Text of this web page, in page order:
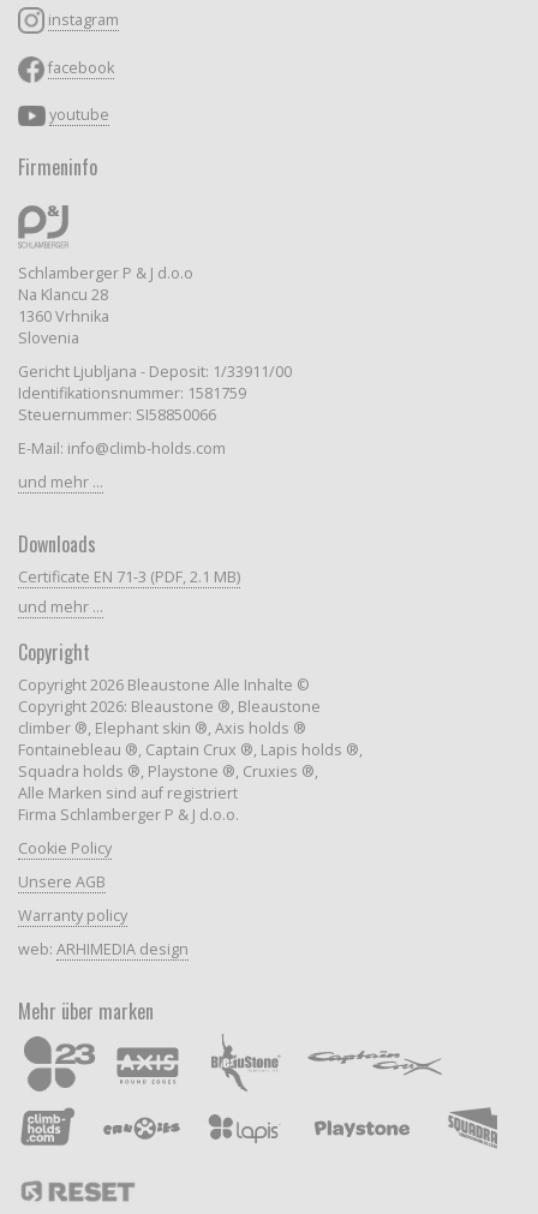
instagram
facebook
youtube
Firmeninfo
Schlamberger P & J d.o.o
Na Klancu 28
1360 Vrhnika
Slovenia
Gericht Ljubljana - Deposit: 1/33911/00
Identifikationsnummer: 1581759
Steuernummer: SI58850066
E-Mail: info@climb-holds.com
und mehr ...
Downloads
Certificate EN 71-3 (PDF, 2.1 MB)
und mehr ...
Copyright
Copyright 2026 Bleaustone Alle Inhalte ©
Copyright 2026: Bleaustone ®, Bleaustone
climber ®, Elephant skin ®, Axis holds ®
Fontainebleau ®, Captain Crux ®, Lapis holds ®,
Squadra holds ®, Playstone ®, Cruxies ®,
Alle Marken sind auf registriert
Firma Schlamberger P & J d.o.o.
Cookie Policy
Unsere AGB
Warranty policy
web: ARHIMEDIA design
Mehr über marken